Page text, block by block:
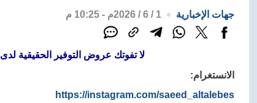
جهات الإخبارية 1 / 6 / 2026م - 10:25 م
لا تفوتك عروض التوفير الحقيقية لدى
الانستغرام:
https://instagram.com/saeed_altalebes